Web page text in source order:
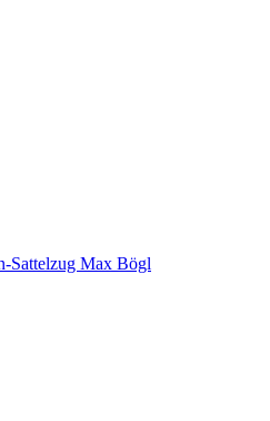
Sattelzug Max Bögl